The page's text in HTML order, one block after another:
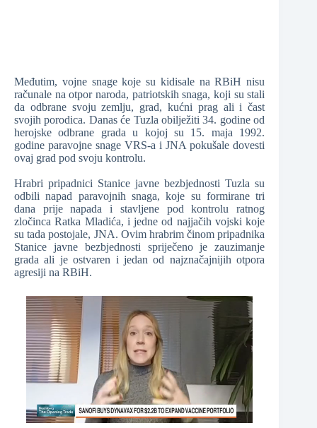
Međutim, vojne snage koje su kidisale na RBiH nisu
računale na otpor naroda, patriotskih snaga, koji su stali
da odbrane svoju zemlju, grad, kućni prag ali i čast
svojih porodica. Danas će Tuzla obilježiti 34. godine od
herojske odbrane grada u kojoj su 15. maja 1992.
godine paravojne snage VRS-a i JNA pokušale dovesti
ovaj grad pod svoju kontrolu.
Hrabri pripadnici Stanice javne bezbjednosti Tuzla su
odbili napad paravojnih snaga, koje su formirane tri
dana prije napada i stavljene pod kontrolu ratnog
zločinca Ratka Mladića, i jedne od najjačih vojski koje
su tada postojale, JNA. Ovim hrabrim činom pripadnika
Stanice javne bezbjednosti spriječeno je zauzimanje
grada ali je ostvaren i jedan od najznačajnijih otpora
agresiji na RBiH.